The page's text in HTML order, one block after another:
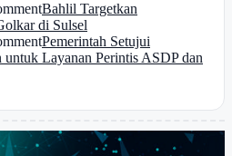
Bahlil Targetkan
di Sulsel
Pemerintah Setujui
untuk Layanan Perintis ASDP dan